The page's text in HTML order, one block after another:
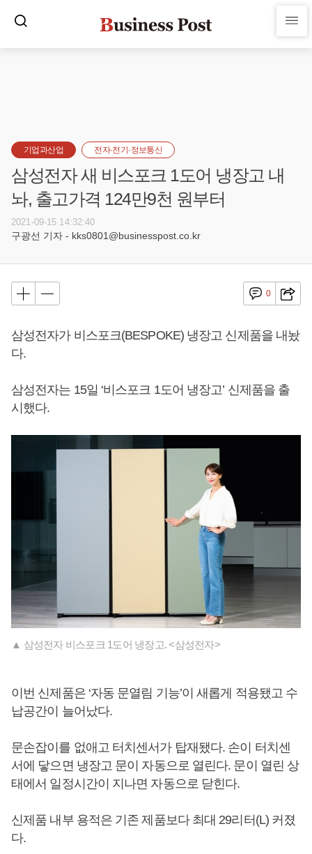
기업과산업 전자·전기·정보통신
삼성전자 새 비스포크 1도어 냉장고 내
놔, 출고가격 124만9천 원부터
2021-09-15 14:32:40
구광선 기자 - kks0801@businesspost.co.kr
0
삼성전자가 비스포크(BESPOKE) 냉장고 신제품을 내놨
다.
삼성전자는 15일 ‘비스포크 1도어 냉장고’ 신제품을 출
시했다.
▲ 삼성전자 비스포크 1도어 냉장고. <삼성전자>
이번 신제품은 ‘자동 문열림 기능’이 새롭게 적용됐고 수
납공간이 늘어났다.
문손잡이를 없애고 터치센서가 탑재됐다. 손이 터치센
서에 닿으면 냉장고 문이 자동으로 열린다. 문이 열린 상
태에서 일정시간이 지나면 자동으로 닫힌다.
신제품 내부 용적은 기존 제품보다 최대 29리터(L) 커졌
다.